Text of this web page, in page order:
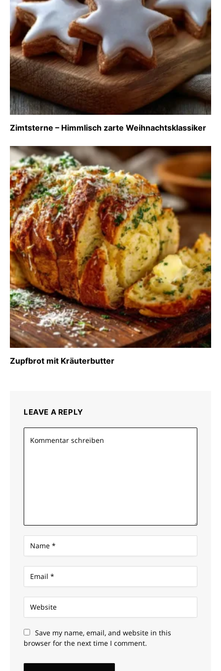
Zimtsterne – Himmlisch zarte Weihnachtsklassiker
Zupfbrot mit Kräuterbutter
LEAVE A REPLY
Save my name, email, and website in this
browser for the next time I comment.